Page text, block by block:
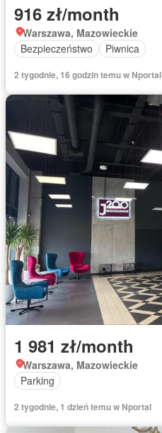
916 zł/month
Warszawa, Mazowieckie
Bezpieczeństwo
Piwnica
2 tygodnie, 16 godzin temu w Nportal
1 981 zł/month
Warszawa, Mazowieckie
Parking
2 tygodnie, 1 dzień temu w Nportal